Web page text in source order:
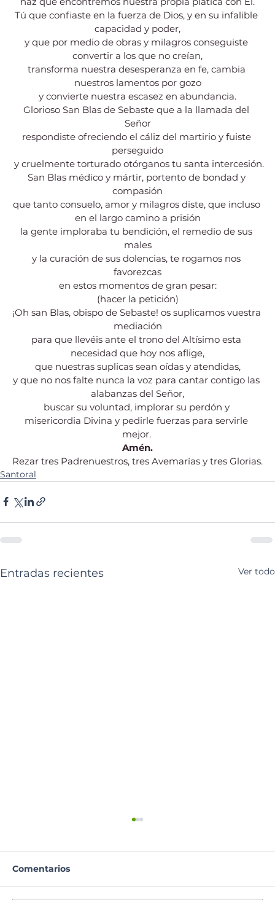
Tú que confiaste en la fuerza de Dios, y en su infalible
capacidad y poder,
y que por medio de obras y milagros conseguiste
convertir a los que no creían,
transforma nuestra desesperanza en fe, cambia
nuestros lamentos por gozo
y convierte nuestra escasez en abundancia.
Glorioso San Blas de Sebaste que a la llamada del
Señor
respondiste ofreciendo el cáliz del martirio y fuiste
perseguido
y cruelmente torturado otórganos tu santa intercesión.
San Blas médico y mártir, portento de bondad y
compasión
que tanto consuelo, amor y milagros diste, que incluso
en el largo camino a prisión
la gente imploraba tu bendición, el remedio de sus
males
y la curación de sus dolencias, te rogamos nos
favorezcas
en estos momentos de gran pesar:
(hacer la petición)
¡Oh san Blas, obispo de Sebaste! os suplicamos vuestra
mediación
para que llevéis ante el trono del Altísimo esta
necesidad que hoy nos aflige,
que nuestras suplicas sean oídas y atendidas,
y que no nos falte nunca la voz para cantar contigo las
alabanzas del Señor,
buscar su voluntad, implorar su perdón y
misericordia Divina y pedirle fuerzas para servirle
mejor.
Amén.
Rezar tres Padrenuestros, tres Avemarías y tres Glorias.
Santoral
Entradas recientes Ver todo
Comentarios